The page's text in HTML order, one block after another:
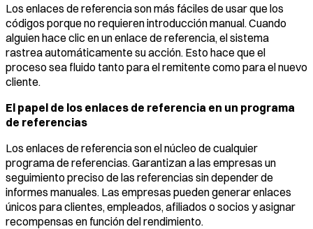
Los enlaces de referencia son más fáciles de usar que los
códigos porque no requieren introducción manual. Cuando
alguien hace clic en un enlace de referencia, el sistema
rastrea automáticamente su acción. Esto hace que el
proceso sea fluido tanto para el remitente como para el nuevo
cliente.
El papel de los enlaces de referencia en un programa
de referencias
Los enlaces de referencia son el núcleo de cualquier
programa de referencias. Garantizan a las empresas un
seguimiento preciso de las referencias sin depender de
informes manuales. Las empresas pueden generar enlaces
únicos para clientes, empleados, afiliados o socios y asignar
recompensas en función del rendimiento.